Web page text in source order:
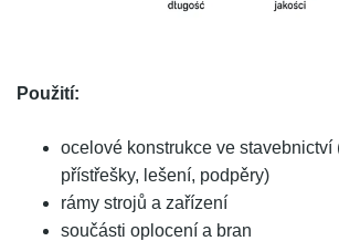
Použití:
ocelové konstrukce ve stavebnictví
přístřešky, lešení, podpěry)
rámy strojů a zařízení
součásti oplocení a bran